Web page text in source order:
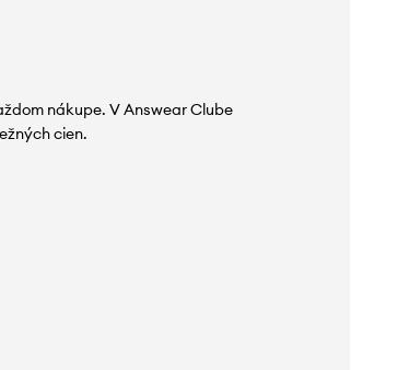
nákupe. V Answear Clube
cien.